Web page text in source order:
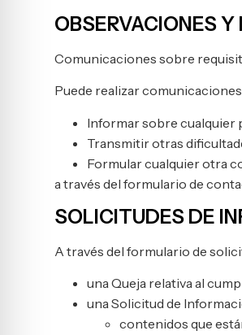
OBSERVACIONES
Comunicaciones sobre
Puede realizar
Informar sobre cualquier
Transmitir otras
Formular cualquier otra
a través del formulario de
SOLICITUDES DE
A través del formulario de
una Queja relativa al
una Solicitud de
contenidos que